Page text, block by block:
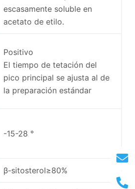
escasamente soluble en
acetato de etilo.
Positivo
El tiempo de tetación del
pico principal se ajusta al de
la preparación estándar
-15-28 °
β-sitosterol≥80%